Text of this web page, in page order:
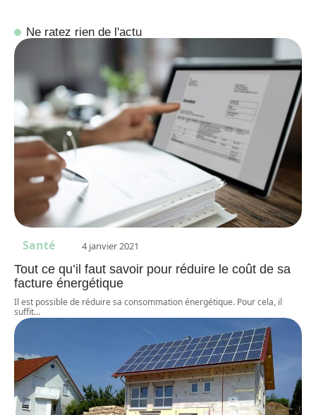
Ne ratez rien de l'actu
Santé 4 janvier 2021
Tout ce qu’il faut savoir pour réduire le coût de sa
facture énergétique
Il est possible de réduire sa consommation énergétique. Pour cela, il
suffit…